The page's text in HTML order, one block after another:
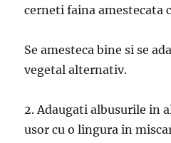
cerneti faina amestecata
Se amesteca bine si se
vegetal alternativ.
2. Adaugati albusurile ​​in
usor cu o lingura in